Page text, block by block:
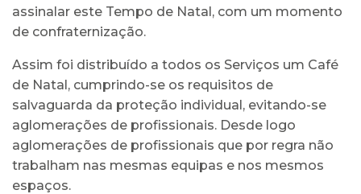
assinalar este Tempo de Natal, com um momento
de confraternização.
Assim foi distribuído a todos os Serviços um Café
de Natal, cumprindo-se os requisitos de
salvaguarda da proteção individual, evitando-se
aglomerações de profissionais. Desde logo
aglomerações de profissionais que por regra não
trabalham nas mesmas equipas e nos mesmos
espaços.